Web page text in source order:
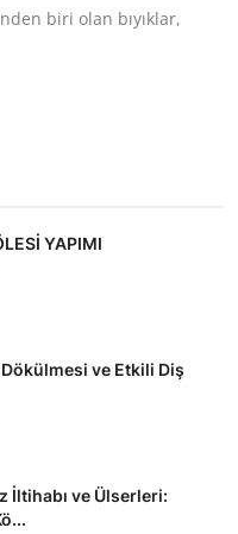
biri olan bıyıklar,
YAPIMI
ve Etkili Diş
İltihabı ve Ülserleri: